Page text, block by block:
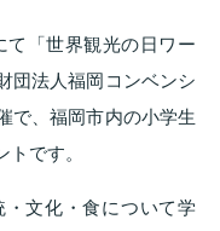
「世界観光の日ワー
団法人福岡コンベンシ
で、福岡市内の小学生
です。
文化・食について学